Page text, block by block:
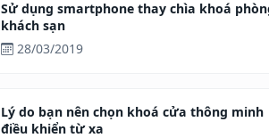
Sử dụng smartphone thay chìa khoá
khách sạn
28/03/2019
Lý do bạn nên chọn khoá cửa thông minh
điều khiển từ xa